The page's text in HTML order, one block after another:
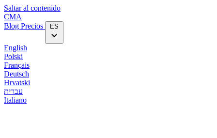
Saltar al contenido
CMA
Blog‎ Precios ES
English
Polski
Français
Deutsch
Hrvatski
עברית
Italiano